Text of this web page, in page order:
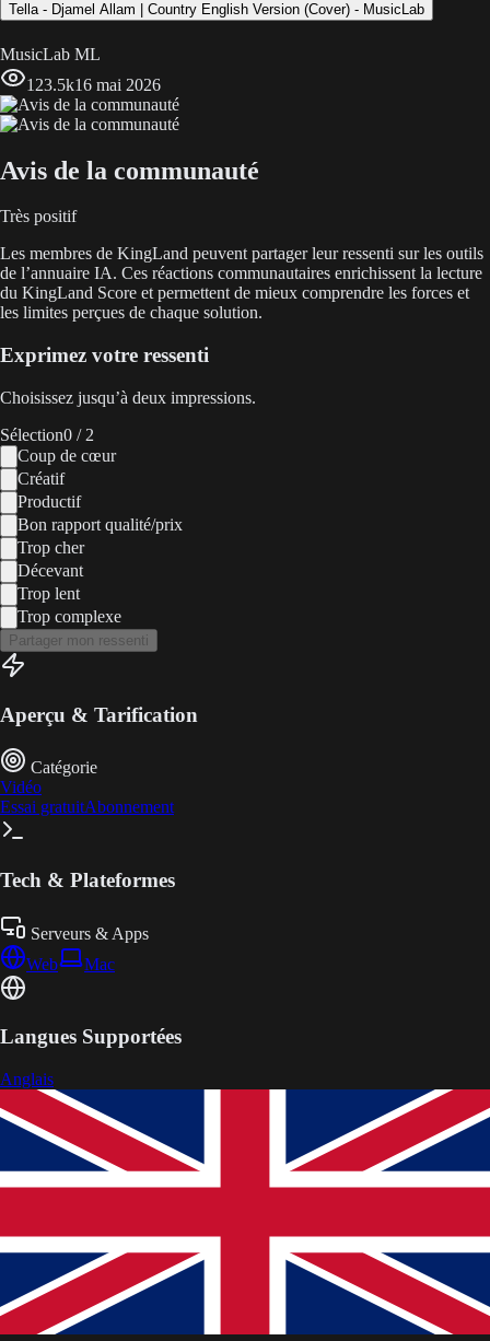
Tella - Djamel Allam | Country English Version (Cover) - MusicLab
MusicLab ML
123.5k16 mai 2026
Avis de la communauté
Très positif
Les membres de KingLand peuvent partager leur ressenti sur les outils
de l’annuaire IA. Ces réactions communautaires enrichissent la lecture
du KingLand Score et permettent de mieux comprendre les forces et
les limites perçues de chaque solution.
Exprimez votre ressenti
Choisissez jusqu’à deux impressions.
Sélection0 / 2
Coup de cœur
Créatif
Productif
Bon rapport qualité/prix
Trop cher
Décevant
Trop lent
Trop complexe
Partager mon ressenti
Aperçu & Tarification
Catégorie
Vidéo
Essai gratuitAbonnement
Tech & Plateformes
Serveurs & Apps
Web
Mac
Langues Supportées
Anglais